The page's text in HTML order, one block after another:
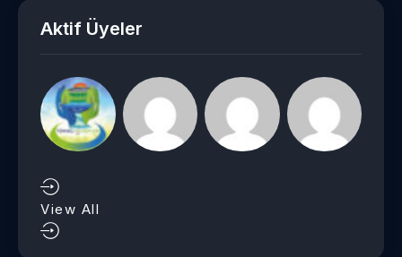
Aktif Üyeler
View All